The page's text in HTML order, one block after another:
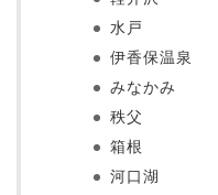
水戸
伊香保温泉
みなかみ
秩父
箱根
河口湖